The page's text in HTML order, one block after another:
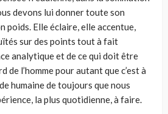
devons lui donner toute son
poids. Elle éclaire, elle accen­tue,
sur des points tout à fait
analytique et de ce qui doit être
de l’homme pour autant que c’est à
humaine de toujours que nous
la plus quotidienne, à faire.